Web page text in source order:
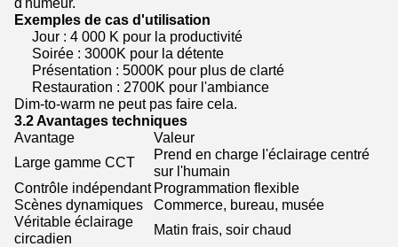
Exemples de cas d'utilisation
Jour : 4 000 K pour la productivité
Soirée : 3000K pour la détente
Présentation : 5000K pour plus de clarté
Restauration : 2700K pour l'ambiance
Dim-to-warm ne peut pas faire cela.
3.2 Avantages techniques
Avantage
Valeur
Large gamme CCT
Prend en charge l'éclairage centré
sur l'humain
Contrôle indépendant Programmation flexible
Scènes dynamiques
Commerce, bureau, musée
Véritable éclairage
circadien
Matin frais, soir chaud